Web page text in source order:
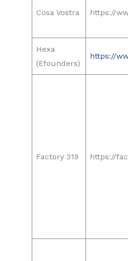
Cosa Vostra https://
Hexa
(Efounders)
https://
Factory 319 https://